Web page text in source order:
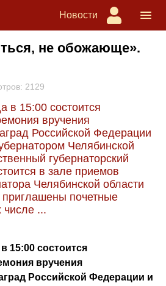
Новости
не обожающе».
2129
в 15:00 состоится
вручения
Российской Федерации
Челябинской
губернаторский
в зале приемов
Челябинской области
почетные
...
15:00 состоится
вручения
Российской Федерации и